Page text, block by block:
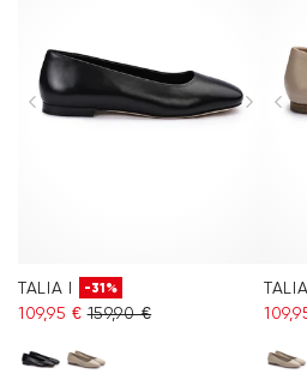
Accessoires
TALIA I -31%
109,95 € 159,90 €